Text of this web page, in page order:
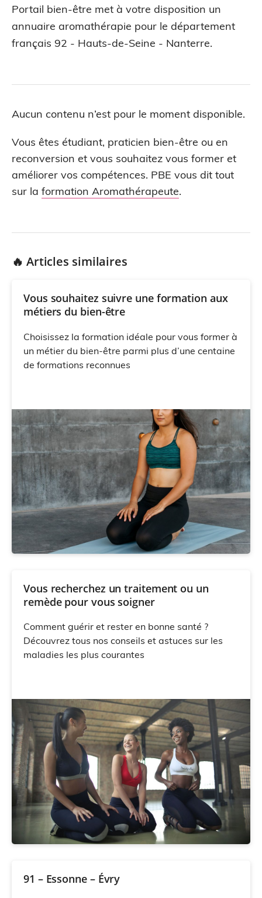
Portail bien-être met à votre disposition un
annuaire aromathérapie pour le département
français 92 - Hauts-de-Seine - Nanterre.
Aucun contenu n’est pour le moment disponible.
Vous êtes étudiant, praticien bien-être ou en
reconversion et vous souhaitez vous former et
améliorer vos compétences. PBE vous dit tout
sur la formation Aromathérapeute.
🔥 Articles similaires
Vous souhaitez suivre une formation aux
métiers du bien-être
Choisissez la formation idéale pour vous former à
un métier du bien-être parmi plus d’une centaine
de formations reconnues
Vous recherchez un traitement ou un
remède pour vous soigner
Comment guérir et rester en bonne santé ?
Découvrez tous nos conseils et astuces sur les
maladies les plus courantes
91 – Essonne – Évry